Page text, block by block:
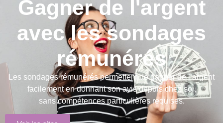
Gagner de l'argent
avec les sondages
rémunérés
Les sondages rémunérés permettent de gagner de l’argent
facilement en donnant son avis depuis chez soi,
sans compétences particulières requises.